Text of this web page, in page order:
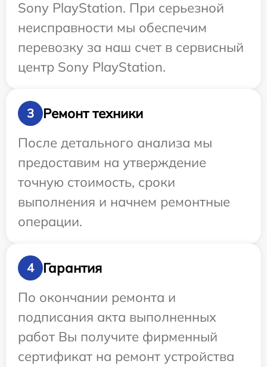
Sony PlayStation. При серьезной
неисправности мы обеспечим
перевозку за наш счет в сервисный
центр Sony PlayStation.
3
Ремонт техники
После детального анализа мы
предоставим на утверждение
точную стоимость, сроки
выполнения и начнем ремонтные
операции.
4
Гарантия
По окончании ремонта и
подписания акта выполненных
работ Вы получите фирменный
сертификат на ремонт устройства